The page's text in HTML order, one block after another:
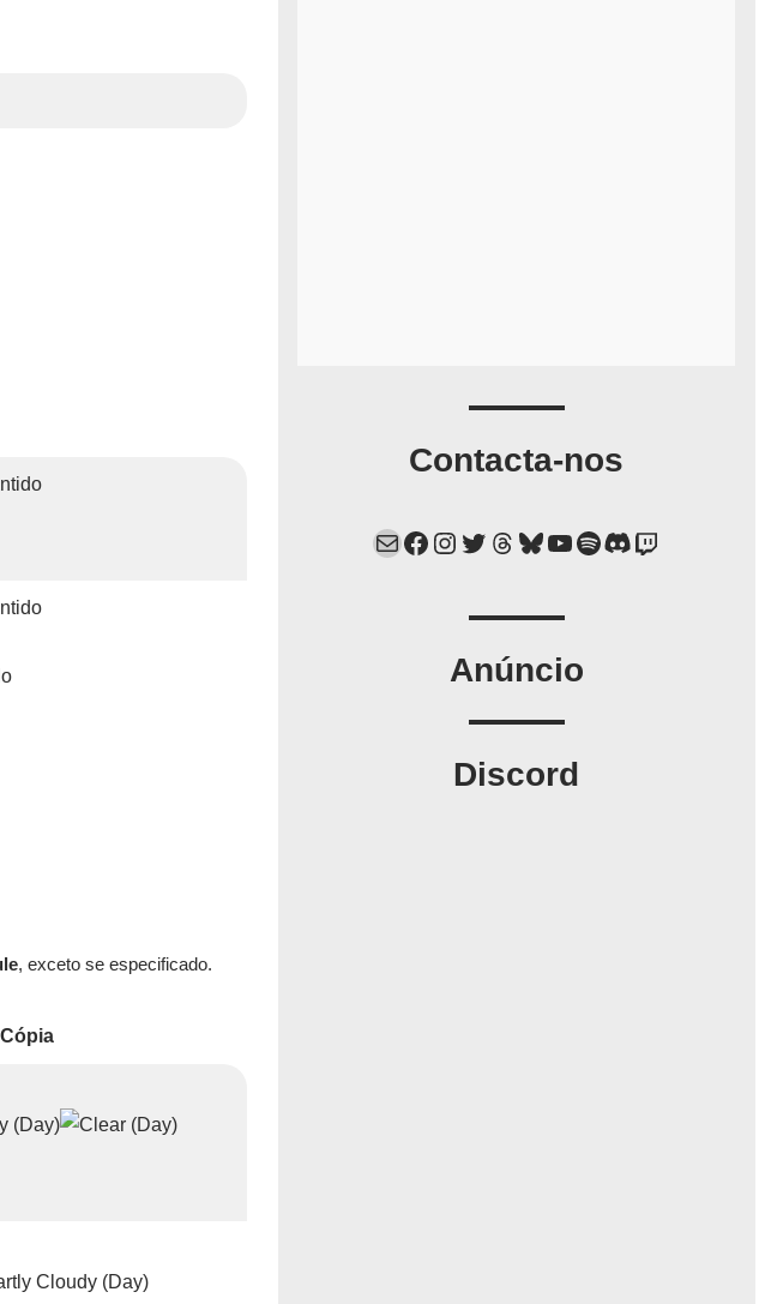
, exceto se especificado.
Contacta-nos
Mail Facebook Instagram Twitter Threads Bluesky YouTube Spotify Discord Twitch
Anúncio
Discord